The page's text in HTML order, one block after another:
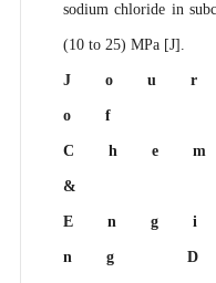
sodium chloride in
(10 to 25) MPa [J].
of
&
ng